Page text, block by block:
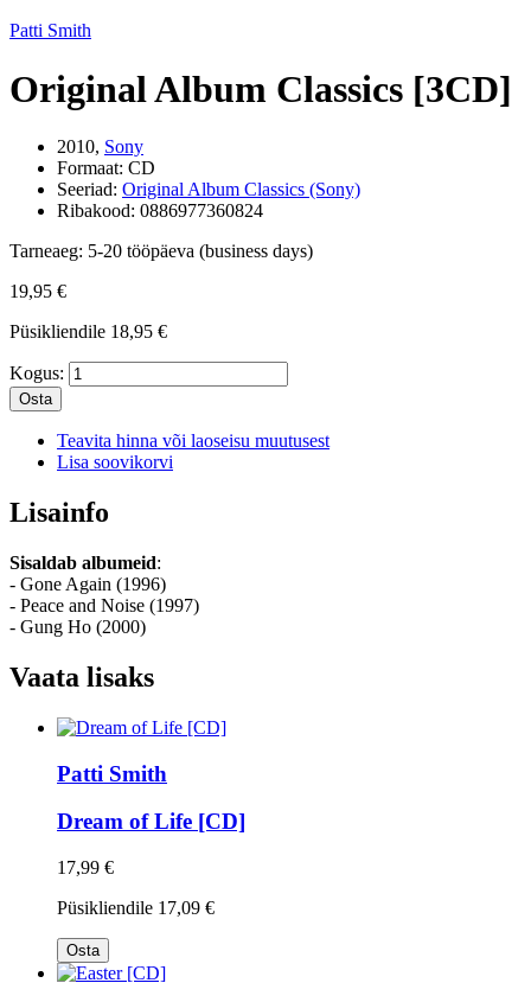
Patti Smith
Original Album Classics [3CD]
2010, Sony
Formaat: CD
Seeriad: Original Album Classics (Sony)
Ribakood: 0886977360824
Tarneaeg: 5-20 tööpäeva (business days)
19,95 €
Püsikliendile 18,95 €
Kogus:
Osta
Teavita hinna või laoseisu muutusest
Lisa soovikorvi
Lisainfo
Sisaldab albumeid:
- Gone Again (1996)
- Peace and Noise (1997)
- Gung Ho (2000)
Vaata lisaks
Patti Smith
Dream of Life [CD]
17,99 €
Püsikliendile 17,09 €
Osta